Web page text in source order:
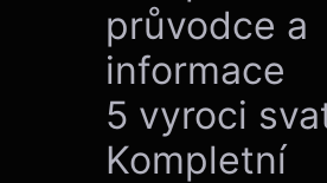
průvodce a
informace
5 vyroci
Kompletní